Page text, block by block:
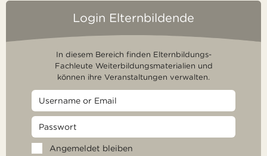
Login Elternbildende
In diesem Bereich finden Elternbildungs-
Fachleute Weiterbildungsmaterialien und
können ihre Veranstaltungen verwalten.
Angemeldet bleiben